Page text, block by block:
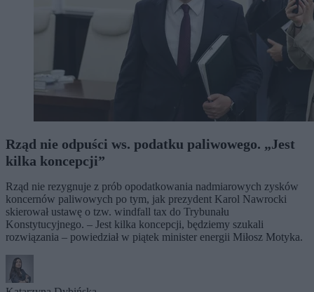
Rząd nie odpuści ws. podatku paliwowego. „Jest
kilka koncepcji”
Rząd nie rezygnuje z prób opodatkowania nadmiarowych zysków
koncernów paliwowych po tym, jak prezydent Karol Nawrocki
skierował ustawę o tzw. windfall tax do Trybunału
Konstytucyjnego. – Jest kilka koncepcji, będziemy szukali
rozwiązania – powiedział w piątek minister energii Miłosz Motyka.